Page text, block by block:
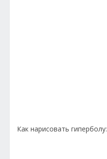
Как нарисовать гиперболу: